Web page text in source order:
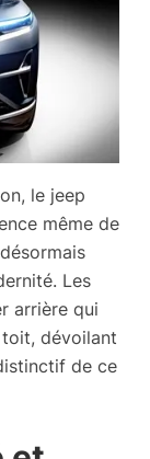
le jeep
même de
Les
arrière qui
dévoilant
de ce